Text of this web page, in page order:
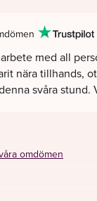
med all
nära tillhands,
svåra stund.
omdömen